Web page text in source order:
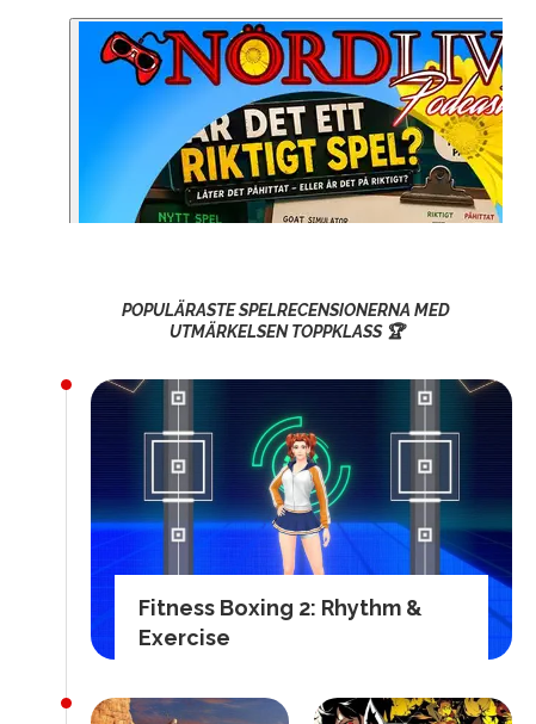
POPULÄRASTE SPELRECENSIONERNA MED
UTMÄRKELSEN TOPPKLASS 🏆
Fitness Boxing 2: Rhythm &
Exercise